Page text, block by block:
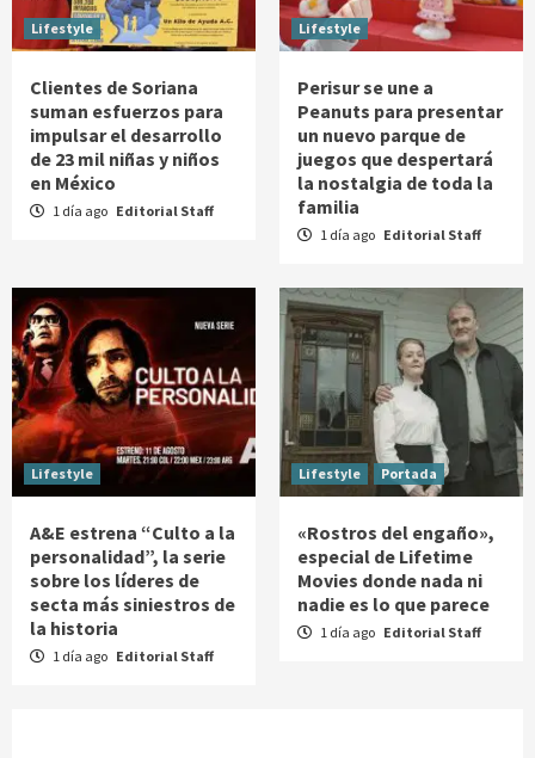
Lifestyle
Clientes de Soriana
suman esfuerzos para
impulsar el desarrollo
de 23 mil niñas y niños
en México
1 día ago Editorial Staff
Lifestyle
Perisur se une a
Peanuts para presentar
un nuevo parque de
juegos que despertará
la nostalgia de toda la
familia
1 día ago Editorial Staff
Lifestyle
A&E estrena “Culto a la
personalidad”, la serie
sobre los líderes de
secta más siniestros de
la historia
1 día ago Editorial Staff
Lifestyle Portada
«Rostros del engaño»,
especial de Lifetime
Movies donde nada ni
nadie es lo que parece
1 día ago Editorial Staff